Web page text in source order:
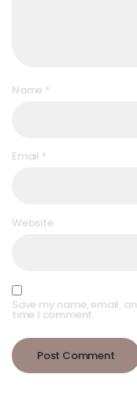
Name *
Email *
Website
Save my name, email,
time I comment.